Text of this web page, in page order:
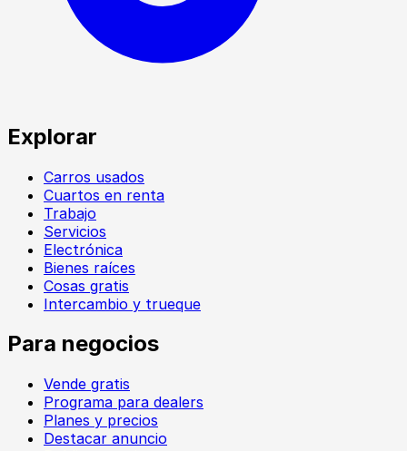
Explorar
Carros usados
Cuartos en renta
Trabajo
Servicios
Electrónica
Bienes raíces
Cosas gratis
Intercambio y trueque
Para negocios
Vende gratis
Programa para dealers
Planes y precios
Destacar anuncio